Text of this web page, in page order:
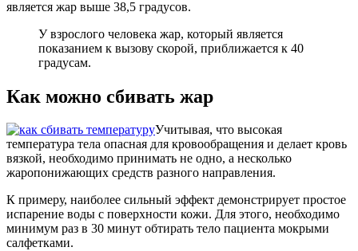
является жар выше 38,5 градусов.
У взрослого человека жар, который является
показанием к вызову скорой, приближается к 40
градусам.
Как можно сбивать жар
Учитывая, что высокая
температура тела опасная для кровообращения и делает кровь
вязкой, необходимо принимать не одно, а несколько
жаропонижающих средств разного направления.
К примеру, наиболее сильный эффект демонстрирует простое
испарение воды с поверхности кожи. Для этого, необходимо
минимум раз в 30 минут обтирать тело пациента мокрыми
салфетками.